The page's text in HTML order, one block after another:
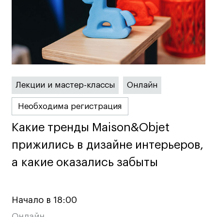
Fashion Summer
Проект с Microsoft
Войти в кампус
Получить сертификат
Дни открытых
дверей
Дни открытых
дверей
Лекции и мастер-классы Онлайн
Необходима регистрация
Какие тренды Maison&Objet
прижились в дизайне интерьеров,
а какие оказались забыты
Какие тренды Maison&Objet
прижились в дизайне интерьеров,
а какие оказались забыты
Начало в 18:00